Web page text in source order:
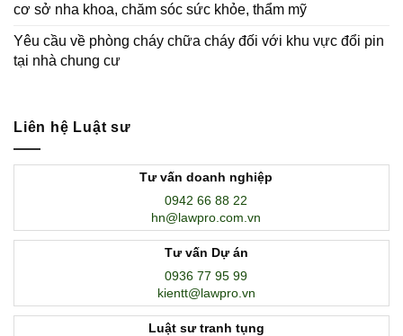
cơ sở nha khoa, chăm sóc sức khỏe, thẩm mỹ
Yêu cầu về phòng cháy chữa cháy đối với khu vực đổi pin
tại nhà chung cư
Liên hệ Luật sư
Tư vấn doanh nghiệp
0942 66 88 22
hn@lawpro.com.vn
Tư vấn Dự án
0936 77 95 99
kientt@lawpro.vn
Luật sư tranh tụng